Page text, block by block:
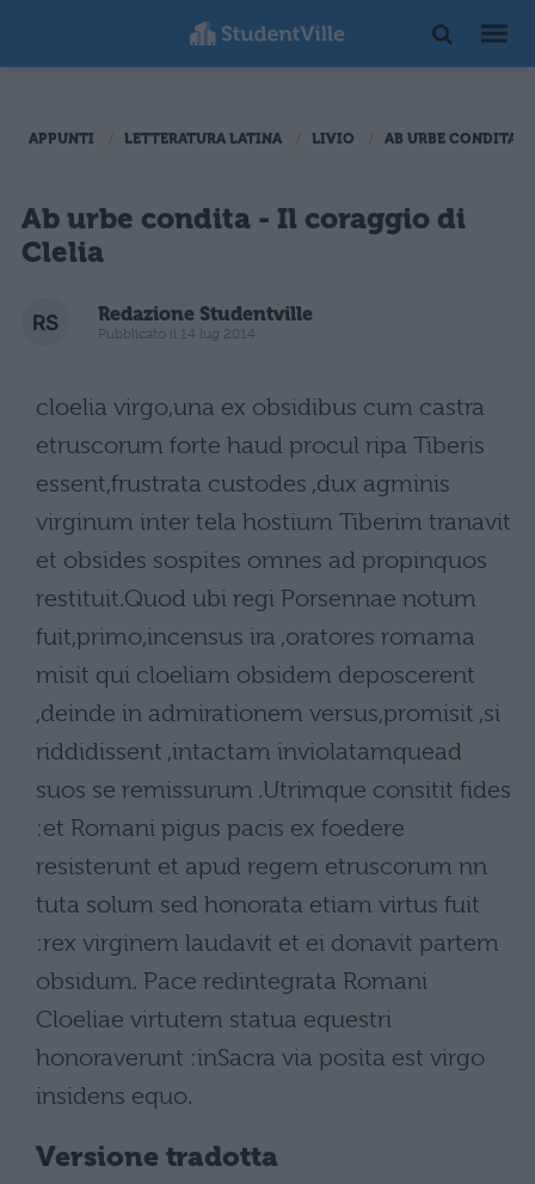
APPUNTI LETTERATURA LATINA LIVIO AB URBE CONDITA
Ab urbe condita - Il coraggio di
Clelia
Redazione Studentville
Pubblicato il 14 lug 2014
cloelia virgo,una ex obsidibus cum castra
etruscorum forte haud procul ripa Tiberis
essent,frustrata custodes ,dux agminis
virginum inter tela hostium Tiberim tranavit
et obsides sospites omnes ad propinquos
restituit.Quod ubi regi Porsennae notum
fuit,primo,incensus ira ,oratores romama
misit qui cloeliam obsidem deposcerent
,deinde in admirationem versus,promisit ,si
riddidissent ,intactam inviolatamquead
suos se remissurum .Utrimque consitit fides
:et Romani pigus pacis ex foedere
resisterunt et apud regem etruscorum nn
tuta solum sed honorata etiam virtus fuit
:rex virginem laudavit et ei donavit partem
obsidum. Pace redintegrata Romani
Cloeliae virtutem statua equestri
honoraverunt :inSacra via posita est virgo
insidens equo.
Versione tradotta